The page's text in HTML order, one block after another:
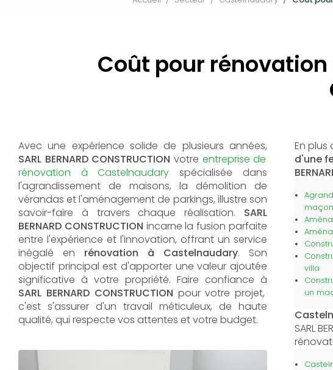
Coût pour
Avec une expérience solide de plusieurs années,
SARL BERNARD CONSTRUCTION votre entreprise de
rénovation à Castelnaudaryspécialisée dans
l'agrandissement de maisons, la démolition de
vérandas et l'aménagement de parkings, illustre son
savoir-faire à travers chaque réalisation. SARL
BERNARD CONSTRUCTION incarne la fusion parfaite
entre l'expérience et l'innovation, offrant un service
inégalé en rénovation à Castelnaudary. Son
objectif principal est d'apporter une valeur ajoutée
significative à votre propriété. Faire confiance à
SARL BERNARD CONSTRUCTION pour votre projet,
c'est s'assurer d'un travail méticuleux, de haute
qualité, qui respecte vos attentes et votre budget.
En plus
d'une
maçon
villa
un
SARL